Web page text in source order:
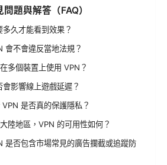
題與解答（FAQ）
久才能看到效果？
會不會違反當地法規？
多個裝置上使用 VPN？
會影響線上遊戲延遲？
是否真的保護隱私？
陸地區，VPN 的可用性如何？
是否包含市場常見的廣告攔截或追蹤防